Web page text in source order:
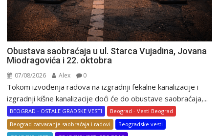
Obustava saobraćaja u ul. Starca Vujadina, Jovana
Miodragovića i 22. oktobra
07/08/2026 Alex 0
Tokom izvođenja radova na izgradnji fekalne kanalizacije i
izgradnji kišne kanalizacije doći će do obustave saobraćaja,...
BEOGRAD - OSTALE GRADSKE VESTI
Beograd - Vesti Beograd
Beograd zatvaranje saobraćaja i radovi
Beogradske vesti